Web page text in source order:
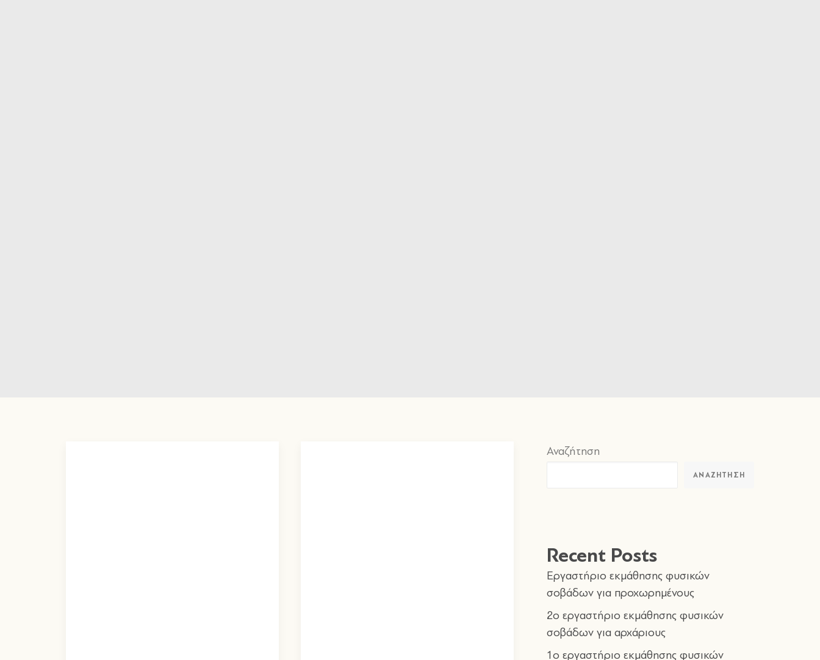
Αναζήτηση
ΑΝΑΖΉΤΗΣΗ
Recent Posts
Εργαστήριο εκμάθησης φυσικών
σοβάδων για προχωρημένους
2o εργαστήριο εκμάθησης φυσικών
σοβάδων για αρχάριους
1o εργαστήριο εκμάθησης φυσικών